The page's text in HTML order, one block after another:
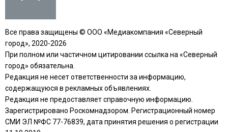
Все права защищены © ООО «Медиакомпания «Северный
город», 2020-2026
При полном или частичном цитировании ссылка на «Северный
город» обязательна.
Редакция не несет ответственности за информацию,
содержащуюся в рекламных объявлениях.
Редакция не предоставляет справочную информацию.
Зарегистрировано Роскомнадзором. Регистрационный номер
СМИ ЭЛ №ФС 77-76839, дата принятия решения о регистрации